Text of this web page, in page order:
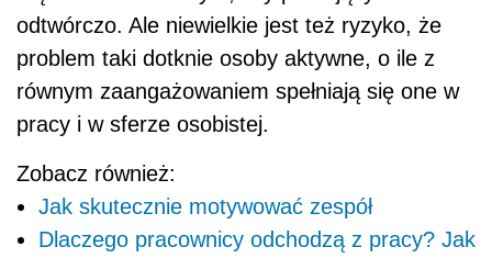
odtwórczo. Ale niewielkie jest też ryzyko, że
problem taki dotknie osoby aktywne, o ile z
równym zaangażowaniem spełniają się one w
pracy i w sferze osobistej.
Zobacz również:
Jak skutecznie motywować zespół
Dlaczego pracownicy odchodzą z pracy? Jak